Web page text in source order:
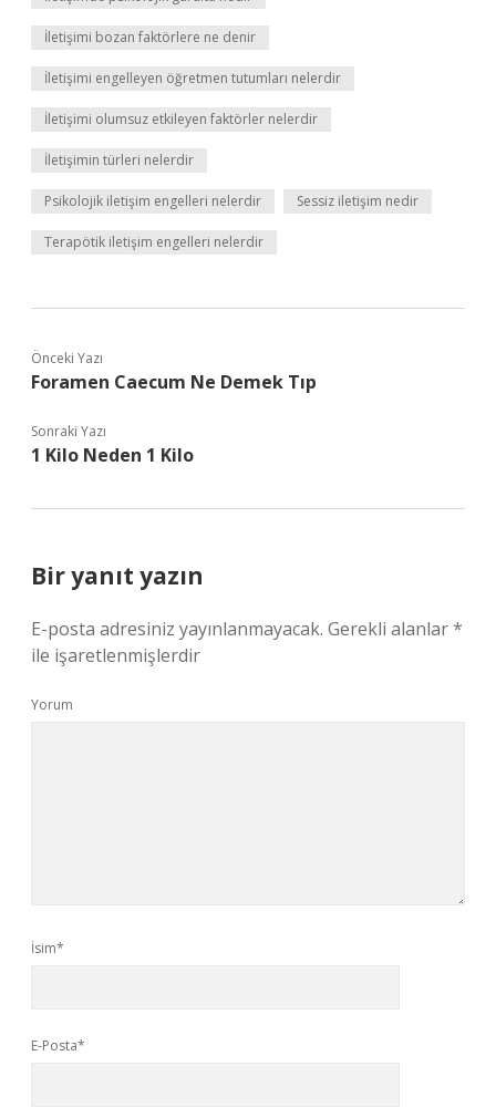
İletişimi bozan faktörlere ne denir
İletişimi engelleyen öğretmen tutumları nelerdir
İletişimi olumsuz etkileyen faktörler nelerdir
İletişimin türleri nelerdir
Psikolojik iletişim engelleri nelerdir Sessiz iletişim nedir
Terapötik iletişim engelleri nelerdir
Önceki Yazı
Foramen Caecum Ne Demek Tıp
Sonraki Yazı
1 Kilo Neden 1 Kilo
Bir yanıt yazın
E-posta adresiniz yayınlanmayacak. Gerekli alanlar*
ile işaretlenmişlerdir
Yorum
İsim*
E-Posta*